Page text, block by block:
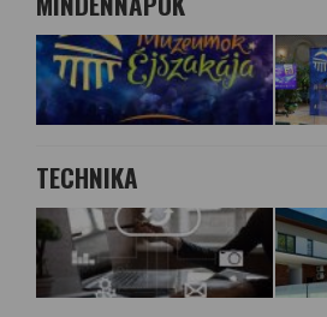
TECHNIKA